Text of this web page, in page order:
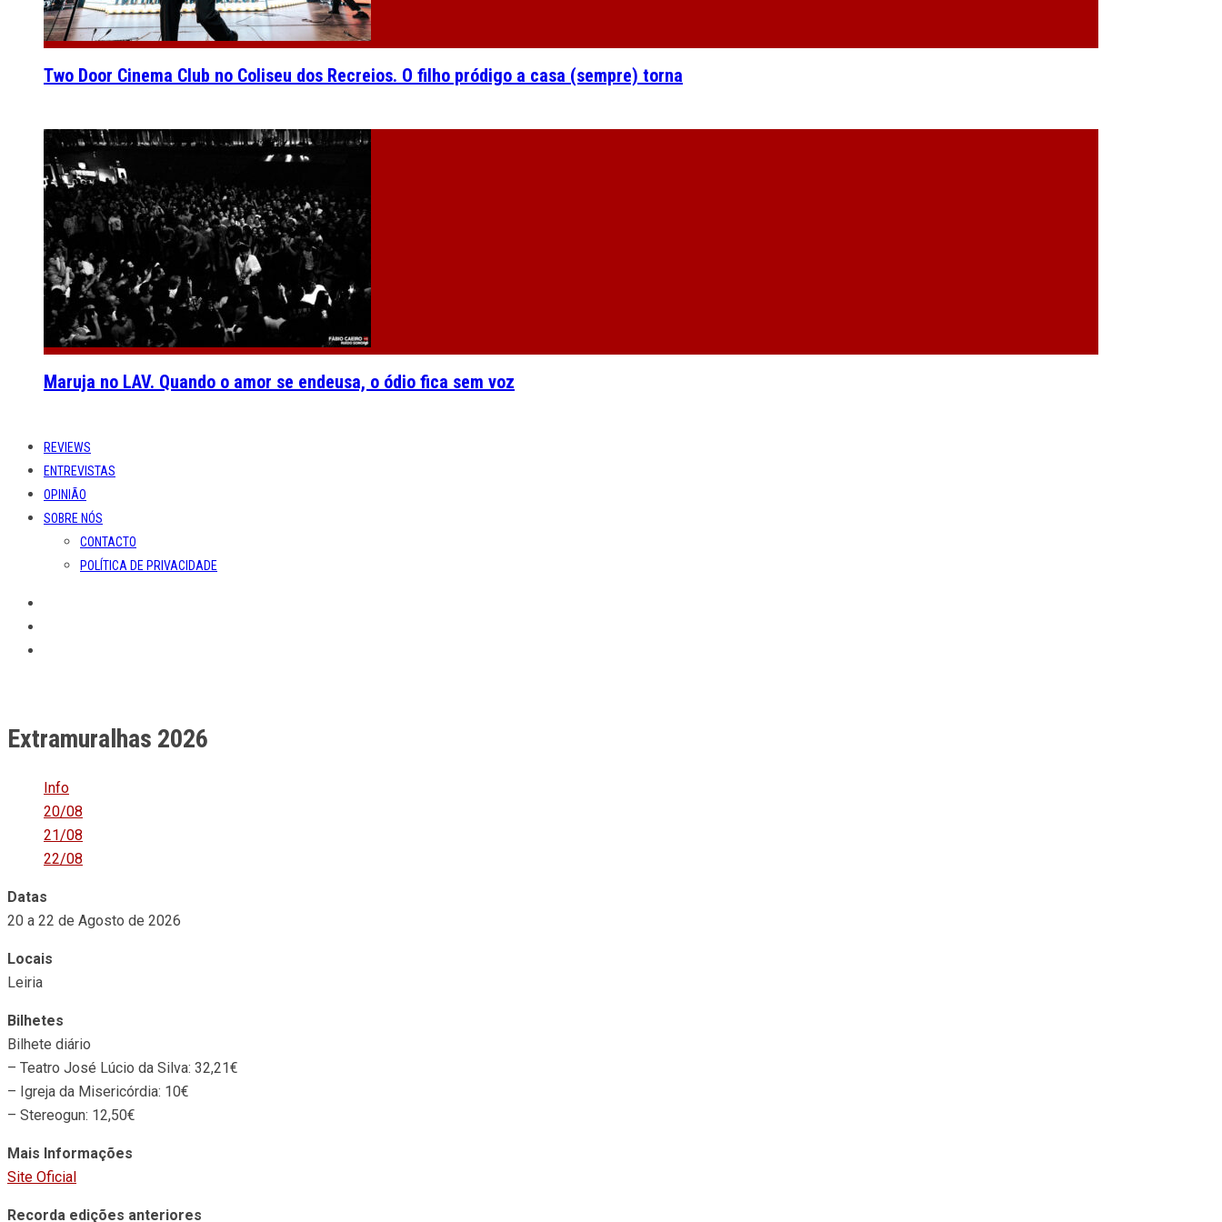
Two Door Cinema Club no Coliseu dos Recreios. O filho pródigo a casa (sempre) torna
Maruja no LAV. Quando o amor se endeusa, o ódio fica sem voz
REVIEWS
ENTREVISTAS
OPINIÃO
SOBRE NÓS
CONTACTO
POLÍTICA DE PRIVACIDADE
Extramuralhas 2026
Info
20/08
21/08
22/08
Datas
20 a 22 de Agosto de 2026
Locais
Leiria
Bilhetes
Bilhete diário
– Teatro José Lúcio da Silva: 32,21€
– Igreja da Misericórdia: 10€
– Stereogun: 12,50€
Mais Informações
Site Oficial
Recorda edições anteriores